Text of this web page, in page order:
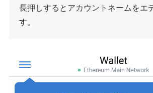
長押しするとアカウントネームをエ
す。